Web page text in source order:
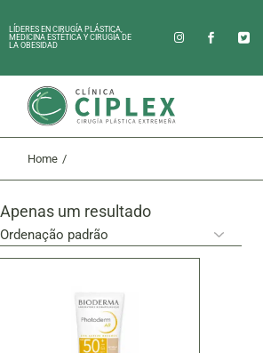
to
theLÍDERES EN CIRUGÍA PLÁSTICA,
MEDICINA ESTÉTICA Y CIRUGÍA DE
LA OBESIDAD
Home
Apenas um resultado